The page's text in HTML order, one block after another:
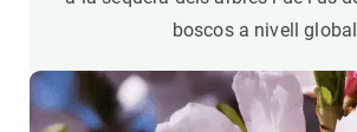
boscos a nivell global